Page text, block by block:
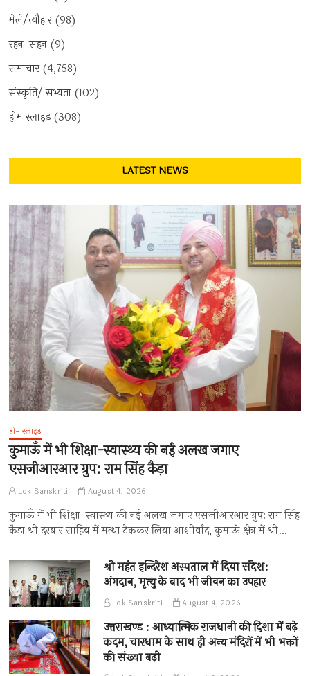
मेले/त्यौहार(98)
रहन-सहन (9)
समाचार(4,758)
संस्कृति/ सभ्यता (102)
होम स्लाइड(308)
LATEST NEWS
होम स्लाइड
कुमाऊँ में भी शिक्षा-स्वास्थ्य की नई अलख जगाए
एसजीआरआर ग्रुप: राम सिंह कैड़ा
Lok Sanskriti August 4, 2026
कुमाऊँ में भी शिक्षा-स्वास्थ्य की नई अलख जगाए एसजीआरआर ग्रुप: राम सिंह
कैड़ा श्री दरबार साहिब में मत्था टेककर लिया आशीर्वाद, कुमाऊं क्षेत्र में श्री…
श्री महंत इन्दिरेश अस्पताल में दिया संदेश:
अंगदान, मृत्यु के बाद भी जीवन का उपहार
Lok Sanskriti August 4, 2026
उत्तराखण्ड : आध्यात्मिक राजधानी की दिशा में बढ़े
कदम, चारधाम के साथ ही अन्य मंदिरों में भी भक्तों
की संख्या बढ़ी